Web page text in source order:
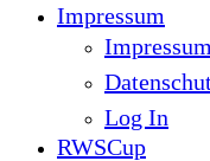
Impressum
Impressum
Log In
RWSCup